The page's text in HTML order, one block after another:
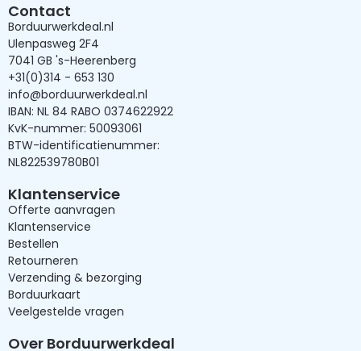
Contact
Borduurwerkdeal.nl
Ulenpasweg 2F4
7041 GB 's-Heerenberg
+31(0)314 - 653 130
info@borduurwerkdeal.nl
IBAN: NL 84 RABO 0374622922
KvK-nummer: 50093061
BTW-identificatienummer:
NL822539780B01
Klantenservice
Offerte aanvragen
Klantenservice
Bestellen
Retourneren
Verzending & bezorging
Borduurkaart
Veelgestelde vragen
Over Borduurwerkdeal